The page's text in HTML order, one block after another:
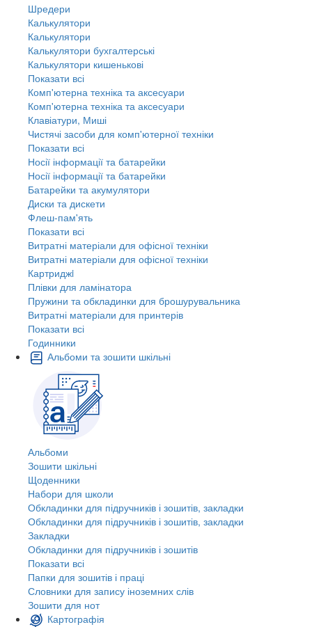
Шредери
Калькулятори
Калькулятори
Калькулятори бухгалтерські
Калькулятори кишенькові
Показати всі
Комп'ютерна техніка та аксесуари
Комп'ютерна техніка та аксесуари
Клавіатури, Миші
Чистячі засоби для комп'ютерної техніки
Показати всі
Носії інформації та батарейки
Носії інформації та батарейки
Батарейки та акумулятори
Диски та дискети
Флеш-пам'ять
Показати всі
Витратні матеріали для офісної техніки
Витратні матеріали для офісної техніки
Картриджi
Плівки для ламінатора
Пружини та обкладинки для брошурувальника
Витратні матеріали для принтерів
Показати всі
Годинники
Альбоми та зошити шкільні
Альбоми
Зошити шкільні
Щоденники
Набори для школи
Обкладинки для підручників і зошитів, закладки
Обкладинки для підручників і зошитів, закладки
Закладки
Обкладинки для підручників і зошитів
Показати всі
Папки для зошитів і праці
Словники для запису іноземних слів
Зошити для нот
Картографія